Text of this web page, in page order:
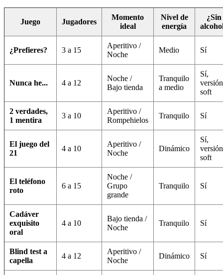
Juego Jugadores
Momento
ideal
Nivel de
energía
¿Sin
¿Prefieres? 3 a 15
Aperitivo /
Noche
Medio Sí
Nunca he... 4 a 12
Noche /
Bajo tienda
Tranquilo
a medio
Sí,
versión
soft
2 verdades,
1 mentira
3 a 10
Aperitivo /
Rompehielos
Tranquilo Sí
El juego del
21
4 a 10
Aperitivo /
Noche
Dinámico
Sí,
versión
soft
El teléfono
roto
6 a 15
Noche /
Grupo
grande
Tranquilo Sí
Cadáver
exquisito
oral
4 a 10
Bajo tienda /
Noche
Tranquilo Sí
Blind test a
capella
4 a 12
Aperitivo /
Noche
Dinámico Sí